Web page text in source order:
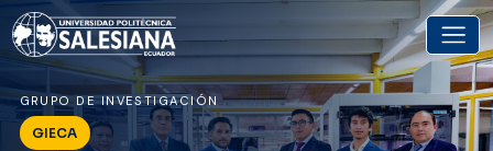
GRUPO DE INVESTIGACIÓN
GIECA